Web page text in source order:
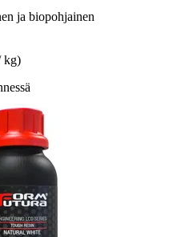
ja biopohjainen
kg)